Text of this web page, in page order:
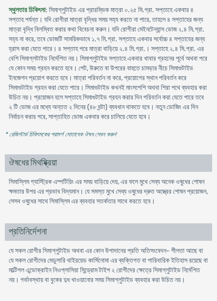
স্থুলতার চিকিৎসা: সিমাগ্লুটাইড এর প্রারম্ভিক মাত্রা ০.২৫ মি.গ্রা. সপ্তাহে একবার ৪
সপ্তাহ পর্যন্ত। যদি রোগীরা মাত্রা বৃদ্ধির সময় সহ্য করতে না পারে, তাহলে ৪ সপ্তাহের জন্য
মাত্রা বৃদ্ধি বিলম্বিত করার কথা বিবেচনা করুন। যদি রোগীরা মেইনটেন্যান্স ডোজ ২.৪ মি.গ্রা.
সহ্য না করে, তবে ডোজটি সাময়িকভাবে ১.৭ মি.গ্রা. সপ্তাহে একবার সর্বোচ্চ ৪ সপ্তাহের জন্য
হ্রাস করা যেতে পারে। ৪ সপ্তাহ পরে মাত্রা বাড়িয়ে ২.৪ মি.গ্রা.। সপ্তাহে ২.৪ মি.গ্রা. এর
বেশি সিমাগ্লটাইড নির্দেশিত নয়। সিমাপ্লুটাইড সপ্তাহে একবার খাবার গ্রহনের পূর্বে অথবা পরে
যে কোন সময় গ্রহন করতে হবে। পেট, উরুতে বা উপরের বাহুতে চামড়ার নীচে সিমাগুটাইড
ইনজেশন প্রয়োগ করতে হবে। মাত্রা পরিবর্তন না করে, প্রয়োগের স্থান পরিবর্তন করে
সিমাগুটাইড গ্রহন করা যেতে পারে। সিমাগুটাইড কখনই মাংসপেশি অথবা শিরা পথে ব্যবহার করা
উচিত নয়। প্রয়োজন হলে সপ্তাহে সিমাগুটাইড গ্রহন করার দিন পরিবর্তন করা যেতে পারে তবে
২ টি ডোজ এর মধ্যে অন্তত ২ দিনের (৪৮ ঘন্টা) ব্যবধান থাকতে হবে। নতুন ডোজিং এর দিন
নির্বাচন করার পরে, সাপ্তাহিত ডোজ একবার করে চালিয়ে যেতে হবে।
* রেজিস্টার্ড চিকিৎসকের পরামর্শ মোতাবেক ঔষধ সেবন করুন'
ঔষধের মিথষ্ক্রিয়া
সিমাস্লিম গ্যাস্ট্রিক এম্পটিয়িং এর সময় বাড়িয়ে দেয়, এর ফলে মুখে সেব্য অনেক ওষুধের শোষন
ক্ষমতার উপর এর প্রভাব বিদ্যমান। যে সমস্ত মুখে সেব্য ওষুধের দ্রুত অস্ত্রের শোষন প্রয়োজন,
সেসব ওষুধের সাথে সিমাস্লিম এর ব্যবহার সতর্কতার সাথে করতে হবে।
প্রতিনির্দেশনা
যে সকল রোগীর সিমাগ্লুটাইড অথবা এর কোন উপাদানের প্রতি অতিসংবেদন- শীলতা আছে বা
যে সকল রোগীদের মেডুলারি থাইরয়েড কার্সিনোমা এর ব্যক্তিগত বা পারিবারিক ইতিহাস রয়েছে বা
মাল্টিপল এন্ডোক্রাইন নিওপ্লাসিয়া সিন্ড্রোম টাইপ ২ রোগীদের ক্ষেত্রে সিমাগ্লুটাইড নির্দেশিত
নয়। গর্ভাবস্থায় বা বুকের দুধ খাওয়ানোর সময় সিমাগ্লুটাইড ব্যবহার করা উচিত নয়।